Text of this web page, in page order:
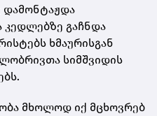
დამონტაჟდა
კედლებზე გაჩნდა
ხმაურისგან
სიმშვიდის
მხოლოდ იქ მცხოვრებ